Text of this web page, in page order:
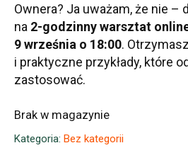
Ownera? Ja uważam, że nie –
na 2-godzinny warsztat
9 września o 18:00.
i praktyczne przykłady, które
zastosować.
Brak w magazynie
Kategoria: Bez kategorii